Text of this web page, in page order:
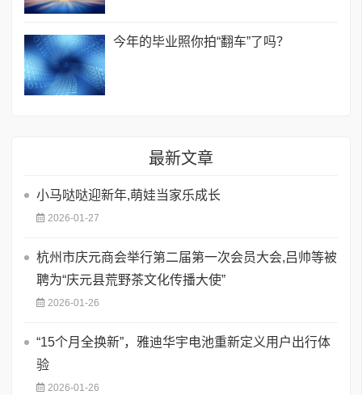
今年的毕业照你拍“翻车”了吗？
最新文章
小马哒哒迎新年,萌娃当家乐成长
2026-01-27
杭州市庆元商会举行第二届第一次会员大会,吕帅等被
聘为“庆元县荒野茶文化传播大使”
2026-01-26
“15个月全换新”，雅迪华宇电池重新定义用户出行体
验
2026-01-26